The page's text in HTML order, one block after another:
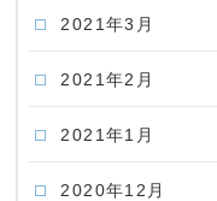
2021年3月
2021年2月
2021年1月
2020年12月